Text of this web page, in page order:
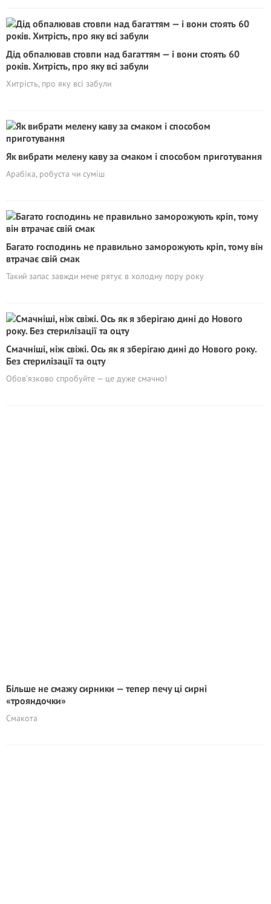
Дід обпалював стовпи над багаттям — і вони стоять 60
років. Хитрість, про яку всі забули
Хитрість, про яку всі забули
Як вибрати мелену каву за смаком і способом приготування
Арабіка, робуста чи суміш
Багато господинь не правильно заморожують кріп, тому він
втрачає свій смак
Такий запас завжди мене рятує в холодну пору року
Смачніші, ніж свіжі. Ось як я зберігаю дині до Нового року.
Без стерилізації та оцту
Обов’язково спробуйте — це дуже смачно!
Більше не смажу сирники — тепер печу ці сирні
«трояндочки»
Смакота